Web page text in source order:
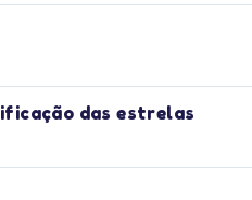
das estrelas